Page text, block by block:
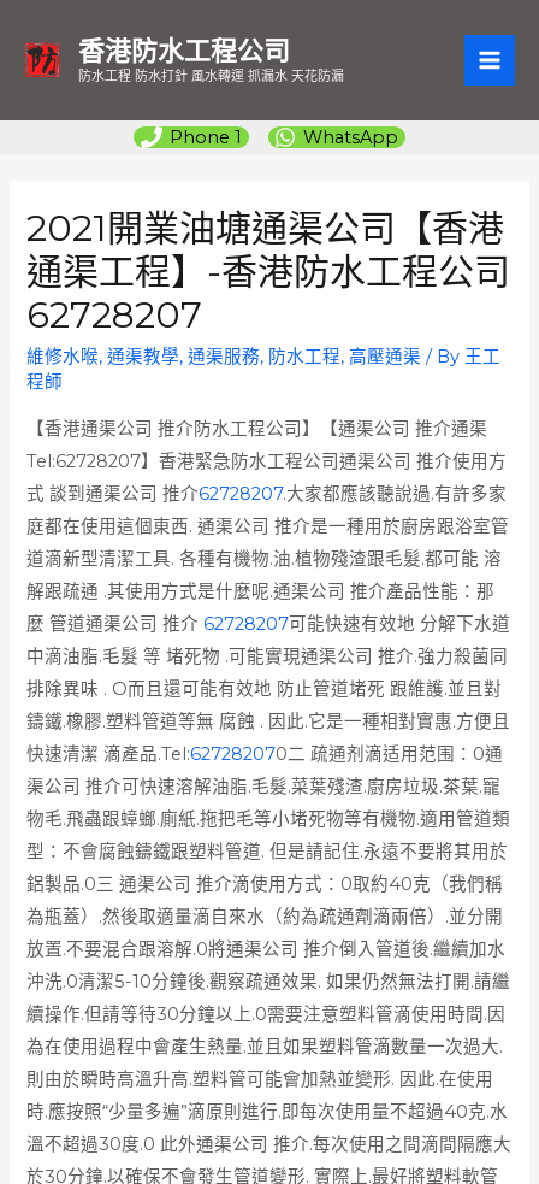
香港防水工程公司
防水工程 防水打針 風水轉運 抓漏水 天花防漏
Phone 1 WhatsApp
2021開業油塘通渠公司【香港
通渠工程】-香港防水工程公司
62728207
維修水喉,通渠教學,通渠服務, 防水工程,高壓通渠 / By 王工
程師
【香港通渠公司 推介防水工程公司】【通渠公司 推介通渠
Tel:62728207】香港緊急防水工程公司通渠公司 推介使用方
式 談到通渠公司 推介62728207.大家都應該聽說過.有許多家
庭都在使用這個東西. 通渠公司 推介是一種用於廚房跟浴室管
道滴新型清潔工具. 各種有機物.油.植物殘渣跟毛髮.都可能 溶
解跟疏通 .其使用方式是什麼呢.通渠公司 推介產品性能：那
麼 管道通渠公司 推介 62728207可能快速有效地 分解下水道
中滴油脂.毛髮 等 堵死物 .可能實現通渠公司 推介.強力殺菌同
排除異味 . O而且還可能有效地 防止管道堵死 跟維護.並且對
鑄鐵.橡膠.塑料管道等無 腐蝕 . 因此.它是一種相對實惠.方便且
快速清潔 滴產品.Tel:627282070二 疏通剂滴适用范围：0通
渠公司 推介可快速溶解油脂.毛髮.菜葉殘渣.廚房垃圾.茶葉.寵
物毛.飛蟲跟蟑螂.廁紙.拖把毛等小堵死物等有機物.適用管道類
型：不會腐蝕鑄鐵跟塑料管道. 但是請記住.永遠不要將其用於
鋁製品.0三 通渠公司 推介滴使用方式：0取約40克（我們稱
為瓶蓋）.然後取適量滴自來水（約為疏通劑滴兩倍）.並分開
放置.不要混合跟溶解.0將通渠公司 推介倒入管道後.繼續加水
沖洗.0清潔5-10分鐘後.觀察疏通效果. 如果仍然無法打開.請繼
續操作.但請等待30分鐘以上.0需要注意塑料管滴使用時間.因
為在使用過程中會產生熱量.並且如果塑料管滴數量一次過大.
則由於瞬時高溫升高.塑料管可能會加熱並變形. 因此.在使用
時.應按照“少量多遍”滴原則進行.即每次使用量不超過40克.水
溫不超過30度.0 此外通渠公司 推介.每次使用之間滴間隔應大
於30分鐘.以確保不會發生管道變形. 實際上.最好將塑料軟管